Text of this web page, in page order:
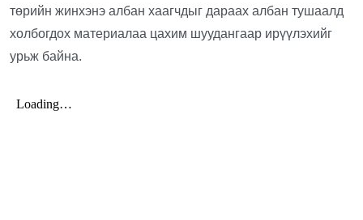
төрийн жинхэнэ албан хаагчдыг дараах албан тушаалд
холбогдох материалаа цахим шуудангаар ирүүлэхийг
урьж байна.